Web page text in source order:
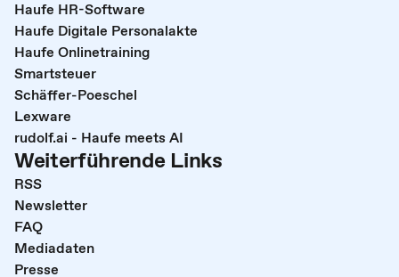
Haufe HR-Software
Haufe Digitale Personalakte
Haufe Onlinetraining
Smartsteuer
Schäffer-Poeschel
Lexware
rudolf.ai - Haufe meets AI
Weiterführende Links
RSS
Newsletter
FAQ
Mediadaten
Presse